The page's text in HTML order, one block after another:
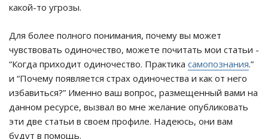
какой-то угрозы.
Для более полного понимания, почему вы может
чувствовать одиночество, можете почитать мои статьи -
“Когда приходит одиночество. Практика самопознания.”
и “Почему появляется страх одиночества и как от него
избавиться?” Именно ваш вопрос, размещенный вами на
данном ресурсе, вызвал во мне желание опубликовать
эти две статьи в своем профиле. Надеюсь, они вам
будут в помощь.